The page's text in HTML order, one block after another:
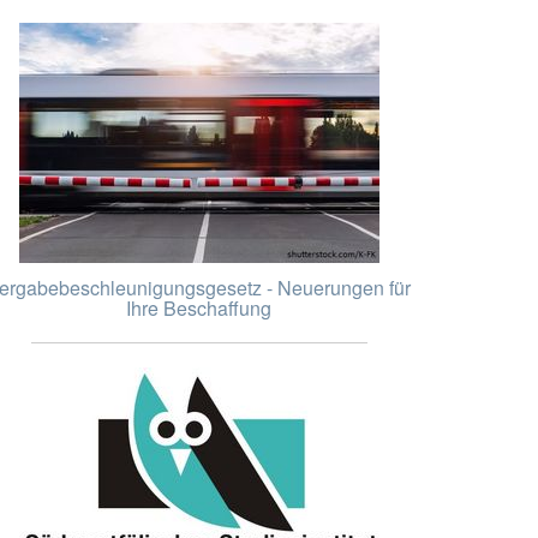
- Neuerungen für
Ihre Beschaffung